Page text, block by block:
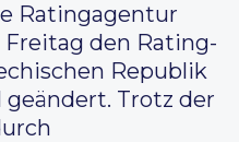
Ratingagentur
den Rating-
Republik
Trotz der